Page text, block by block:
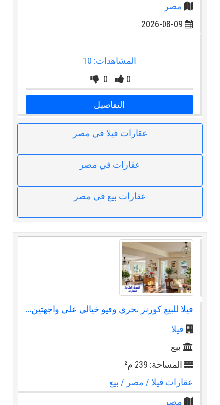
مصر
2026-08-09
المشاهدات: 10
0
0
التفاصيل
عقارات فيلا في مصر
عقارات في مصر
عقارات بيع في مصر
فيلا للبيع كورنر بحري وفيو خيالي علي واجهتين...
فيلا
بيع
المساحة: 239 م²
عقارات فيلا/ مصر / بيع
مصر